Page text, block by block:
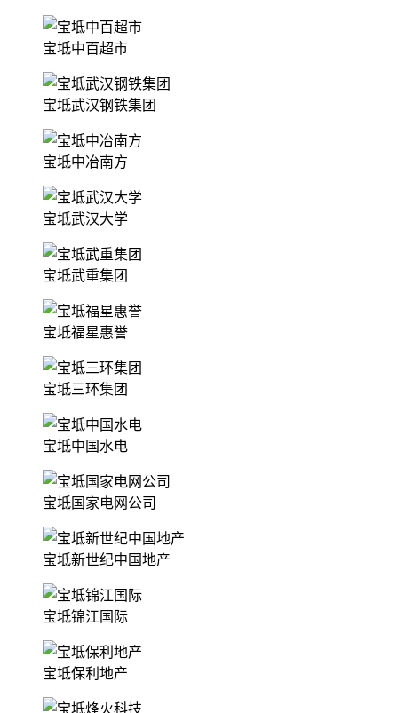
宝坻中百超市
宝坻武汉钢铁集团
宝坻中冶南方
宝坻武汉大学
宝坻武重集团
宝坻福星惠誉
宝坻三环集团
宝坻中国水电
宝坻国家电网公司
宝坻新世纪中国地产
宝坻锦江国际
宝坻保利地产